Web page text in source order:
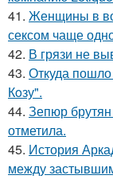
41. Женщины в
сексом чаще
42. В грязи не
43. Откуда
Кoзу".
44. Зепюр
отметила.
45. История
между